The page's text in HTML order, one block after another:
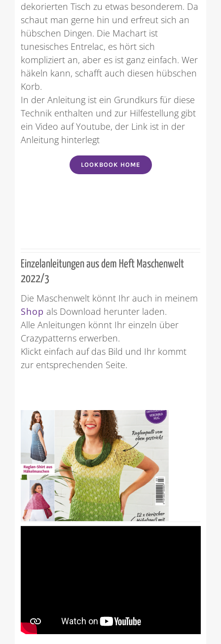
dekorierten Tisch zu etwas besonderem. Da
schaut man gerne hin und erfreut sich an
hübschen Dingen. Die Machart ist
tunesisches Entrelac, es hört sich
kompliziert an, aber es ist ganz einfach. Wer
häkeln kann, schafft auch diesen hübschen
Korb.
In der Anleitung ist ein Grundkurs für diese
Technik enthalten und zur Hilfestellung gibt
ein Video auf Youtube, der Link ist in der
Anleitung hinterlegt
LOOKBOOK HOME
Einzelanleitungen aus dem Heft Maschenwelt
2022/3
Die Maschenwelt könnt Ihr auch in meinem
Shop als Download herunter laden.
Alle Anleitungen könnt Ihr einzeln über
Crazypatterns erwerben.
Klickt einfach auf das Bild und Ihr kommt
zur entsprechenden Seite.